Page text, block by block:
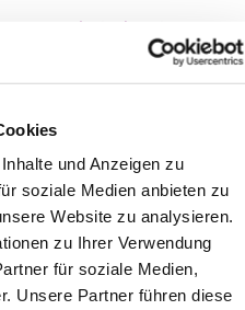
und Anzeigen zu
soziale Medien anbieten zu
Website zu analysieren.
zu Ihrer Verwendung
für soziale Medien,
Unsere Partner führen diese
139. Psalm in den Sinn:
ich noch nicht bereitet
Tauflied heißt:
das Leben schenkt, und
Für das Mädchen war das
skeptisch sein und
ganz schön naiv, hat
Erfahrungen gemacht,